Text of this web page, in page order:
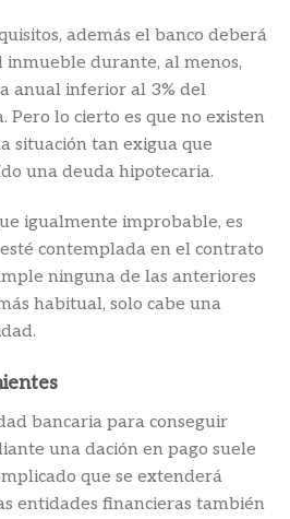
además el banco deberá
durante, al menos,
anual inferior al 3% del
Pero lo cierto es que no existen
situación tan exigua que
una deuda hipotecaria.
igualmente improbable, es
contemplada en el contrato
ninguna de las anteriores
habitual, solo cabe una
bancaria para conseguir
una dación en pago suele
que se extenderá
entidades financieras también